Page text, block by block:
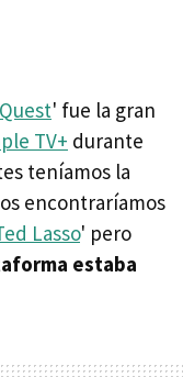
' fue la gran
TV+ durante
teníamos la
encontraríamos
Lasso' pero
estaba